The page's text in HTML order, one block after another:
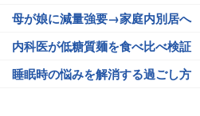
母が娘に減量強要→家庭内別居へ
内科医が低糖質麺を食べ比べ検証
睡眠時の悩みを解消する過ごし方